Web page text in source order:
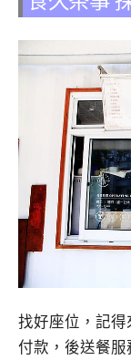
找好座位，記
付款，後送餐服